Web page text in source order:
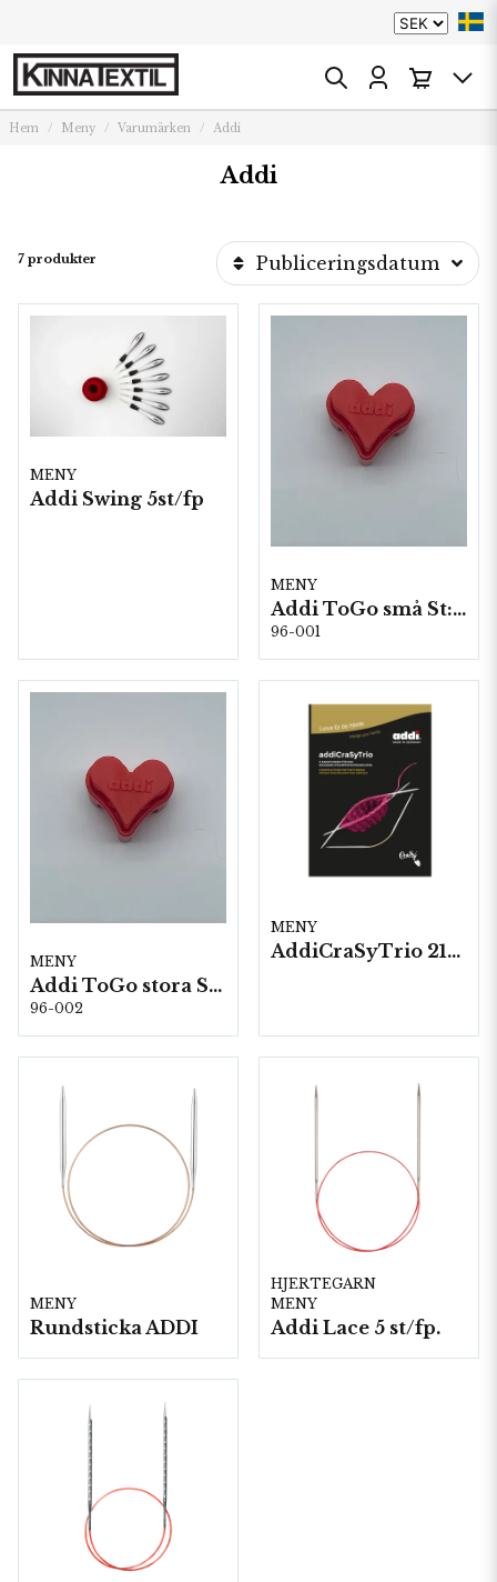
Hem Meny Varumärken Addi
Addi
7 produkter Publiceringsdatum
MENY
Addi Swing 5st/fp
MENY
Addi ToGo små St: 1,5-5,0mm 5st/fp
96-001
MENY
Addi ToGo stora St: 5,5-10 mm 5st/fp
96-002
MENY
AddiCraSyTrio 21cm
MENY
Rundsticka ADDI
HJERTEGARN
MENY
Addi Lace 5 st/fp.